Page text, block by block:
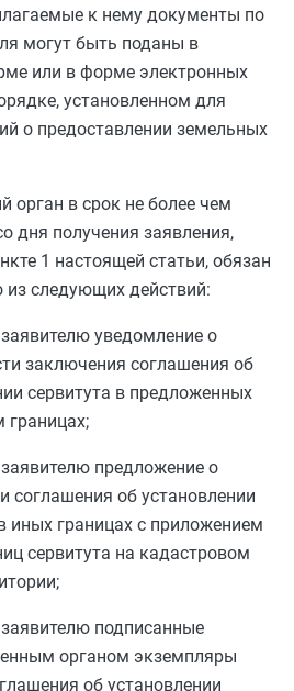
к нему документы по
могут быть поданы в
или в форме электронных
, установленном для
о предоставлении земельных
орган в срок не более чем
дня получения заявления,
1 настоящей статьи, обязан
из следующих действий:
уведомление о
заключения соглашения об
сервитута в предложенных
границах;
предложение о
соглашения об установлении
иных границах с приложением
сервитута на кадастровом
подписанные
органом экземпляры
об установлении